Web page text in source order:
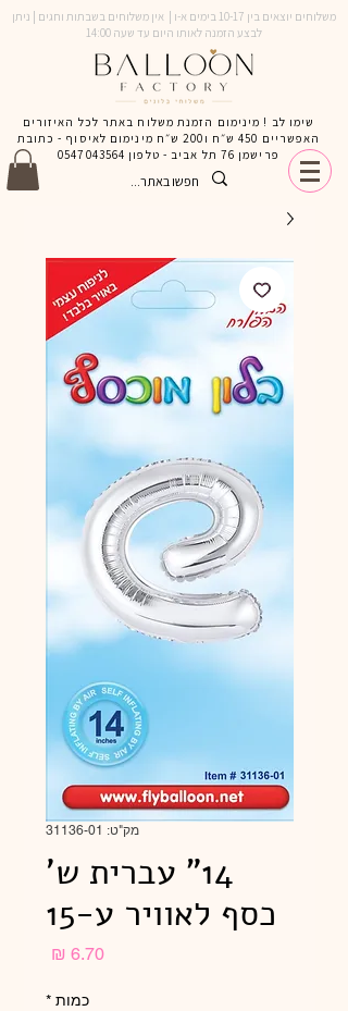
משלוחים יוצאים בין 10-17 בימים א-ו | אין משלוחים בשבתות וחגים | ניתן
לבצע הזמנה לאותו היום עד שעה 14:00
שימו לב ! מינימום הזמנת משלוח באתר לכל האיזורים
האפשריים 450 ש״ח ו200 ש״ח מינימום לאיסוף - כתובת
פרישמן 76 תל אביב - טלפון
0547043564
מק"ט: 31136-01
14" עברית ש'
כסף לאוויר ע-15
כמות *